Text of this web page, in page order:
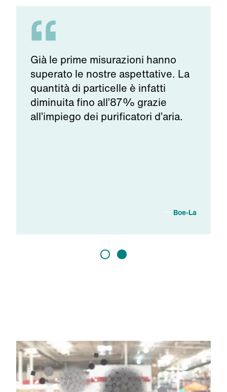
Già le prime misurazioni hanno
superato le nostre aspettative. La
quantità di particelle è infatti
diminuita fino all’87% grazie
all’impiego dei purificatori d’aria.
Boe-La